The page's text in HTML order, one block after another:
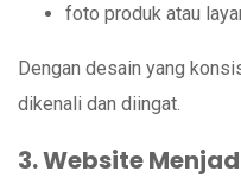
foto produk atau
Dengan desain yang
dikenali dan diingat.
3. Website